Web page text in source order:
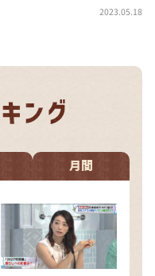
～ やすとものいたっ
なんでやねん！？」
にする？～
ミカタ
2023.05.18
月間